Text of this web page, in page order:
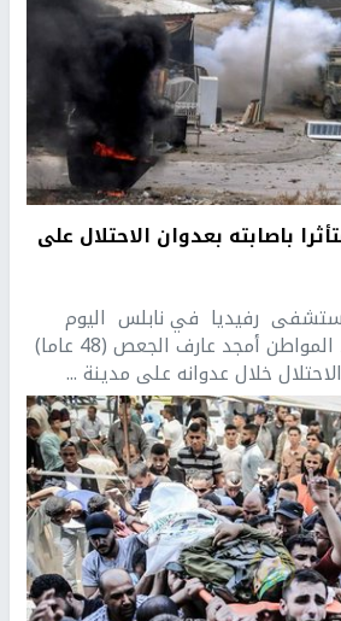
باصابته بعدوان الاحتلال على
رفيديا في نابلس اليوم
الثلاثاء، عن استشهاد المواطن أمجد عارف الجعص (48 عاما)
خلال عدوانه على مدينة ...